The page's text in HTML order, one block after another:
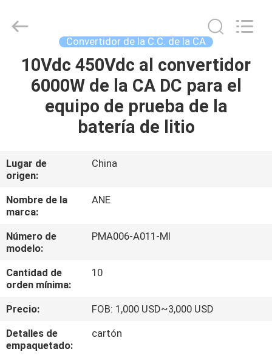
INICIO
PRODUCTOS
NOSOTROS
VISITA
A
LA
FÁBRICA
CONTROL
CALIDAD
New
Energy
Reserved.
Convertidor de la C.C. de la CA
10Vdc 450Vdc al convertidor
6000W de la CA DC para el
equipo de prueba de la
batería de litio
Lugar de
origen:
China
Nombre de la
marca:
ANE
Número de
modelo:
PMA006-A011-MI
Cantidad de
orden mínima:
10
Precio:
FOB: 1,000 USD~3,000 USD
Detalles de
empaquetado:
cartón